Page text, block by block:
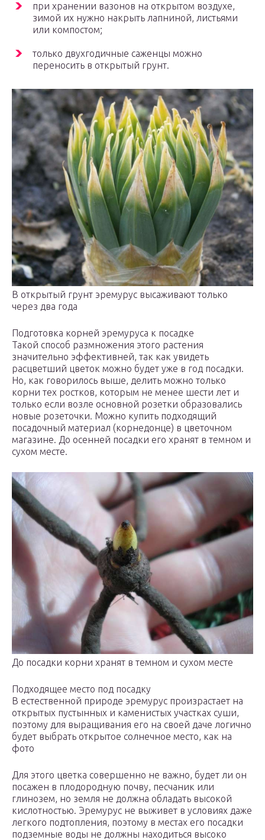
при хранении вазонов на открытом воздухе,
зимой их нужно накрыть лапниной, листьями
или компостом;
только двухгодичные саженцы можно
переносить в открытый грунт.
В открытый грунт эремурус высаживают только
через два года
Подготовка корней эремуруса к посадке
Такой способ размножения этого растения
значительно эффективней, так как увидеть
расцветший цветок можно будет уже в год посадки.
Но, как говорилось выше, делить можно только
корни тех ростков, которым не менее шести лет и
только если возле основной розетки образовались
новые розеточки. Можно купить подходящий
посадочный материал (корнедонце) в цветочном
магазине. До осенней посадки его хранят в темном и
сухом месте.
До посадки корни хранят в темном и сухом месте
Подходящее место под посадку
В естественной природе эремурус произрастает на
открытых пустынных и каменистых участках суши,
поэтому для выращивания его на своей даче логично
будет выбрать открытое солнечное место, как на
фото
Для этого цветка совершенно не важно, будет ли он
посажен в плодородную почву, песчаник или
глинозем, но земля не должна обладать высокой
кислотностью. Эремурус не выживет в условиях даже
легкого подтопления, поэтому в местах его посадки
подземные воды не должны находиться высоко